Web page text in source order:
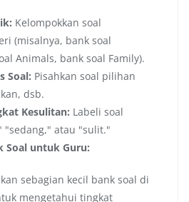
Kelompokkan soal
(misalnya, bank soal
Animals, bank soal Family).
Soal: Pisahkan soal pilihan
dsb.
Kesulitan: Labeli soal
"sedang," atau "sulit."
Soal untuk Guru:
sebagian kecil bank soal di
mengetahui tingkat